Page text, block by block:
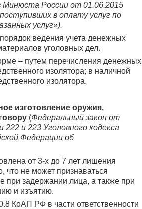
Минюста России от 01.06.2015
в оплату услуг по
услуг»).
ведения учета денежных
уголовных дел.
– путем перечисления денежных
изолятора; в наличной
изолятора.
изготовление оружия,
(Федеральный закон от
и 223 Уголовного кодекса
Федерации об
от 3-х до 7 лет лишения
что не может признаваться
при задержании лица, а также при
и изъятию.
КоАП РФ в части ответственности